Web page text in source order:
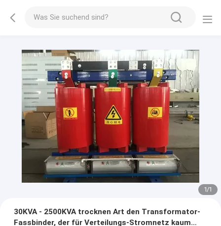
1/1
30KVA - 2500KVA trocknen Art den Transformator-
Fassbinder, der für Verteilungs-Stromnetz kaum